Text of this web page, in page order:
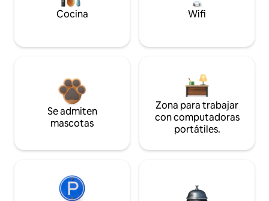
Cocina Wifi
Se admiten
mascotas
Zona para trabajar
con computadoras
portátiles.